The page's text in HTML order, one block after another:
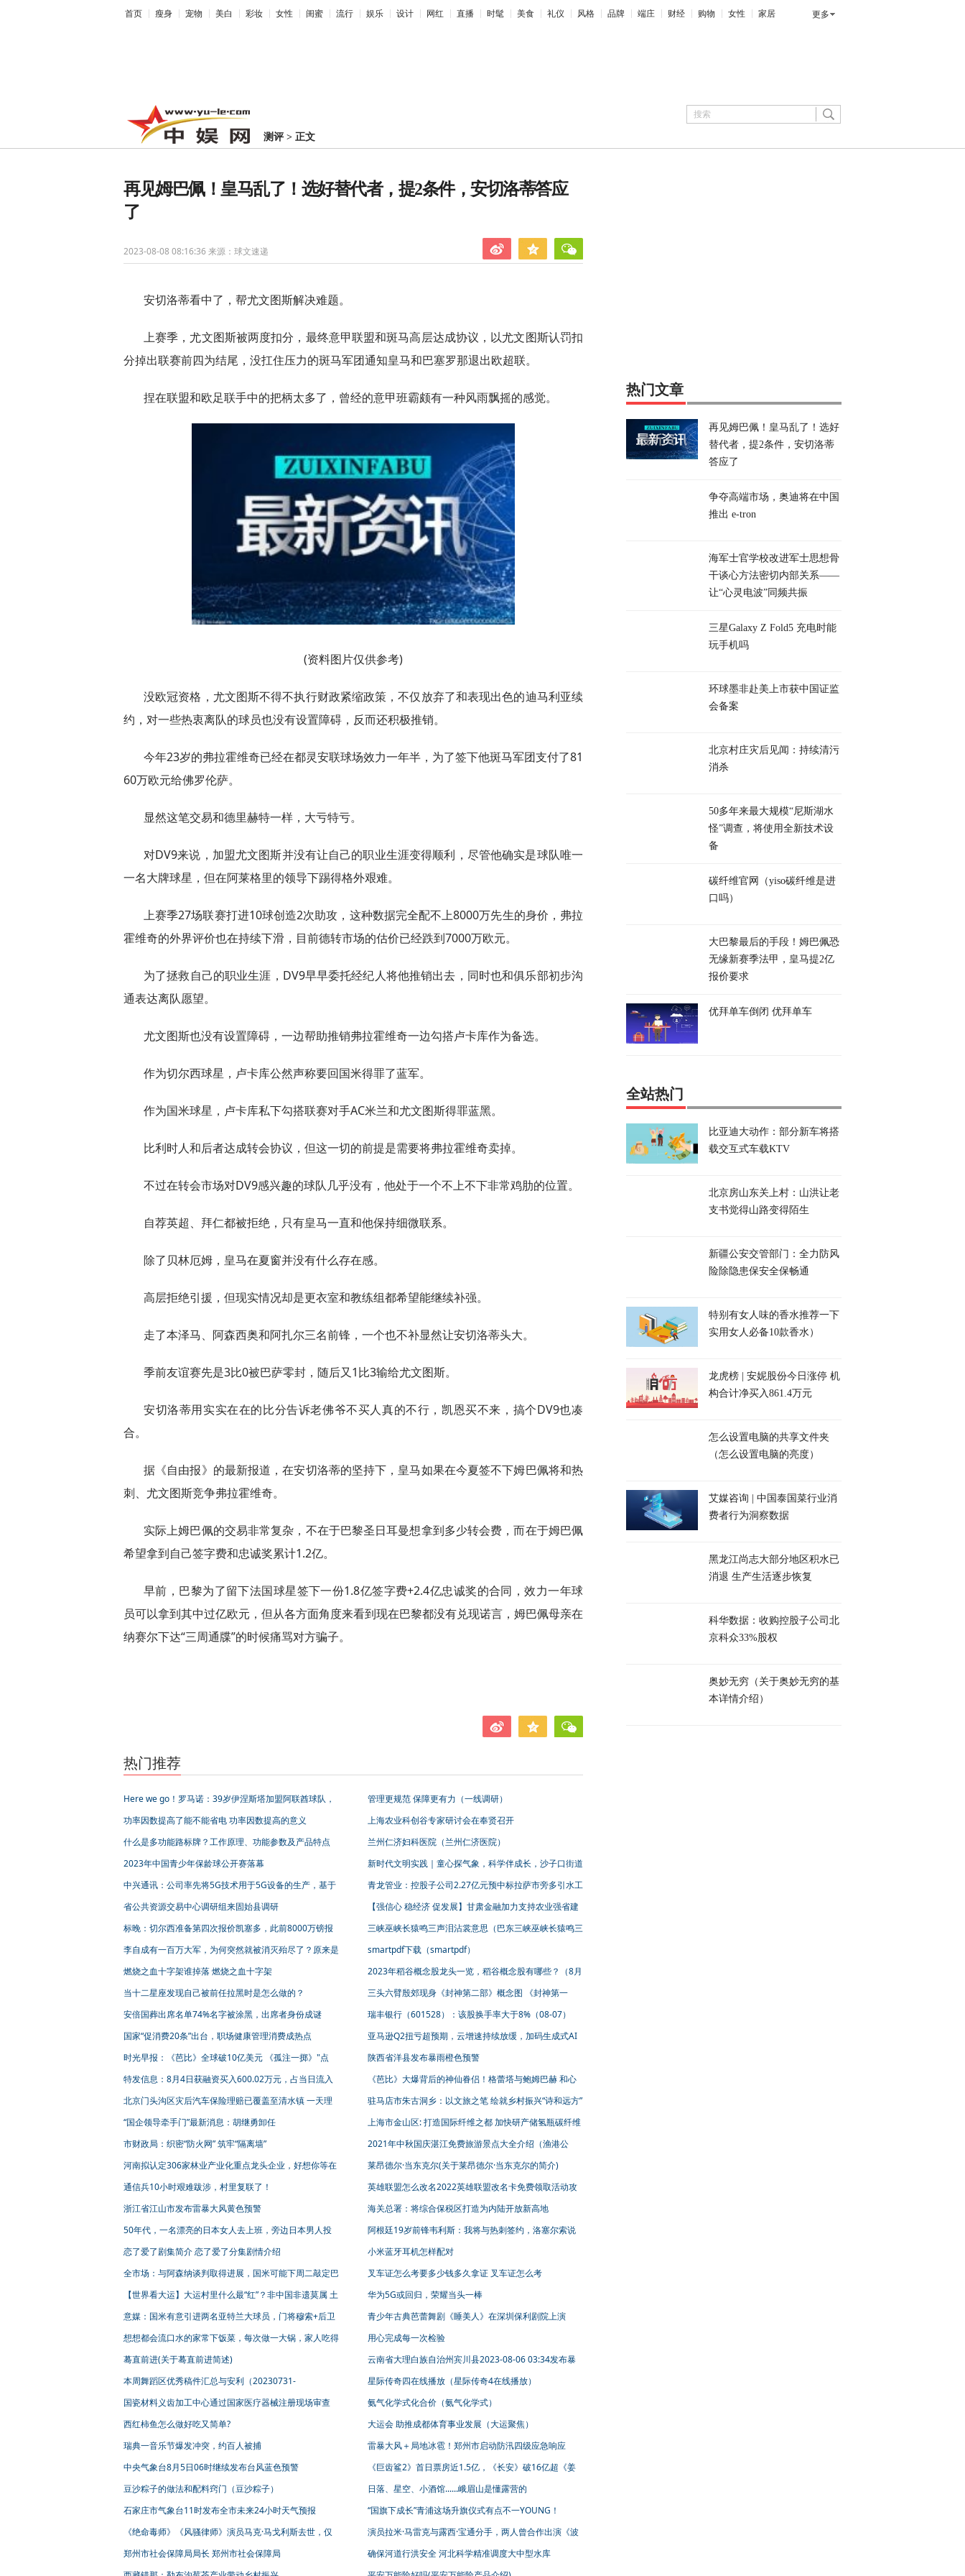
首页 瘦身 宠物 美白 彩妆 女性 闺蜜 流行 娱乐 设计 网红 直播 时髦 美食 礼仪 风格 品牌 端庄 财经 购物 女性 家居 更多
测评> 正文
再见姆巴佩！皇马乱了！选好替代者，提2条件，安切洛蒂答应
了
2023-08-08 08:16:36来源：球文速递
安切洛蒂看中了，帮尤文图斯解决难题。
上赛季，尤文图斯被两度扣分，最终意甲联盟和斑马高层达成协议，以尤文图斯认罚扣
分掉出联赛前四为结尾，没扛住压力的斑马军团通知皇马和巴塞罗那退出欧超联。
捏在联盟和欧足联手中的把柄太多了，曾经的意甲班霸颇有一种风雨飘摇的感觉。
(资料图片仅供参考)
没欧冠资格，尤文图斯不得不执行财政紧缩政策，不仅放弃了和表现出色的迪马利亚续
约，对一些热衷离队的球员也没有设置障碍，反而还积极推销。
今年23岁的弗拉霍维奇已经在都灵安联球场效力一年半，为了签下他斑马军团支付了81
60万欧元给佛罗伦萨。
显然这笔交易和德里赫特一样，大亏特亏。
对DV9来说，加盟尤文图斯并没有让自己的职业生涯变得顺利，尽管他确实是球队唯一
一名大牌球星，但在阿莱格里的领导下踢得格外艰难。
上赛季27场联赛打进10球创造2次助攻，这种数据完全配不上8000万先生的身价，弗拉
霍维奇的外界评价也在持续下滑，目前德转市场的估价已经跌到7000万欧元。
为了拯救自己的职业生涯，DV9早早委托经纪人将他推销出去，同时也和俱乐部初步沟
通表达离队愿望。
尤文图斯也没有设置障碍，一边帮助推销弗拉霍维奇一边勾搭卢卡库作为备选。
作为切尔西球星，卢卡库公然声称要回国米得罪了蓝军。
作为国米球星，卢卡库私下勾搭联赛对手AC米兰和尤文图斯得罪蓝黑。
比利时人和后者达成转会协议，但这一切的前提是需要将弗拉霍维奇卖掉。
不过在转会市场对DV9感兴趣的球队几乎没有，他处于一个不上不下非常鸡肋的位置。
自荐英超、拜仁都被拒绝，只有皇马一直和他保持细微联系。
除了贝林厄姆，皇马在夏窗并没有什么存在感。
高层拒绝引援，但现实情况却是更衣室和教练组都希望能继续补强。
走了本泽马、阿森西奥和阿扎尔三名前锋，一个也不补显然让安切洛蒂头大。
季前友谊赛先是3比0被巴萨零封，随后又1比3输给尤文图斯。
安切洛蒂用实实在在的比分告诉老佛爷不买人真的不行，凯恩买不来，搞个DV9也凑
合。
据《自由报》的最新报道，在安切洛蒂的坚持下，皇马如果在今夏签不下姆巴佩将和热
刺、尤文图斯竞争弗拉霍维奇。
实际上姆巴佩的交易非常复杂，不在于巴黎圣日耳曼想拿到多少转会费，而在于姆巴佩
希望拿到自己签字费和忠诚奖累计1.2亿。
早前，巴黎为了留下法国球星签下一份1.8亿签字费+2.4亿忠诚奖的合同，效力一年球
员可以拿到其中过亿欧元，但从各方面角度来看到现在巴黎都没有兑现诺言，姆巴佩母亲在
纳赛尔下达“三周通牒”的时候痛骂对方骗子。
热门推荐
Here we go！罗马诺：39岁伊涅斯塔加盟阿联酋球队，
管理更规范 保障更有力（一线调研）
功率因数提高了能不能省电 功率因数提高的意义
上海农业科创谷专家研讨会在奉贤召开
什么是多功能路标牌？工作原理、功能参数及产品特点
兰州仁济妇科医院（兰州仁济医院）
2023年中国青少年保龄球公开赛落幕
新时代文明实践｜童心探气象，科学伴成长，沙子口街道
中兴通讯：公司率先将5G技术用于5G设备的生产，基于
大类、110余项5G+工业融合创新应用
青龙管业：控股子公司2.27亿元预中标拉萨市旁多引水工
省公共资源交易中心调研组来固始县调研
【强信心 稳经济 促发展】甘肃金融加力支持农业强省建
标晚：切尔西准备第四次报价凯塞多，此前8000万镑报
三峡巫峡长猿鸣三声泪沾裳意思（巴东三峡巫峡长猿鸣三
李自成有一百万大军，为何突然就被消灭殆尽了？原来是
smartpdf下载（smartpdf）
燃烧之血十字架谁掉落 燃烧之血十字架
2023年稻谷概念股龙头一览，稻谷概念股有哪些？（8月
当十二星座发现自己被前任拉黑时是怎么做的？
三头六臂殷郊现身《封神第二部》概念图 《封神第一
安倍国葬出席名单74%名字被涂黑，出席者身份成谜
瑞丰银行（601528）：该股换手率大于8%（08-07）
国家“促消费20条”出台，职场健康管理消费成热点
亚马逊Q2扭亏超预期，云增速持续放缓，加码生成式AI
时光早报：《芭比》全球破10亿美元 《孤注一掷》"点
陕西省洋县发布暴雨橙色预警
特发信息：8月4日获融资买入600.02万元，占当日流入
《芭比》大爆背后的神仙眷侣！格蕾塔与鲍姆巴赫 和心
北京门头沟区灾后汽车保险理赔已覆盖至清水镇 一天理
驻马店市朱古洞乡：以文旅之笔 绘就乡村振兴“诗和远方”
“国企领导牵手门”最新消息：胡继勇卸任
上海市金山区: 打造国际纤维之都 加快研产储氢瓶碳纤维
市财政局：织密“防火网” 筑牢“隔离墙”
2021年中秋国庆湛江免费旅游景点大全介绍（渔港公
河南拟认定306家林业产业化重点龙头企业，好想你等在
莱昂德尔·当东克尔(关于莱昂德尔·当东克尔的简介)
通信兵10小时艰难跋涉，村里复联了！
英雄联盟怎么改名2022英雄联盟改名卡免费领取活动攻
浙江省江山市发布雷暴大风黄色预警
海关总署：将综合保税区打造为内陆开放新高地
50年代，一名漂亮的日本女人去上班，旁边日本男人投
阿根廷19岁前锋韦利斯：我将与热刺签约，洛塞尔索说
恋了爱了剧集简介 恋了爱了分集剧情介绍
小米蓝牙耳机怎样配对
全市场：与阿森纳谈判取得进展，国米可能下周二敲定巴
叉车证怎么考要多少钱多久拿证 叉车证怎么考
【世界看大运】大运村里什么最“红”？非中国非遗莫属 土
华为5G或回归，荣耀当头一棒
意媒：国米有意引进两名亚特兰大球员，门将穆索+后卫
青少年古典芭蕾舞剧《睡美人》在深圳保利剧院上演
想想都会流口水的家常下饭菜，每次做一大锅，家人吃得
用心完成每一次检验
蓦直前进(关于蓦直前进简述)
云南省大理白族自治州宾川县2023-08-06 03:34发布暴
本周舞蹈区优秀稿件汇总与安利（20230731-
星际传奇四在线播放（星际传奇4在线播放）
国瓷材料义齿加工中心通过国家医疗器械注册现场审查
氨气化学式化合价（氨气化学式）
西红柿鱼怎么做好吃又简单?
大运会 助推成都体育事业发展（大运聚焦）
瑞典一音乐节爆发冲突，约百人被捕
雷暴大风＋局地冰雹！郑州市启动防汛四级应急响应
中央气象台8月5日06时继续发布台风蓝色预警
《巨齿鲨2》首日票房近1.5亿，《长安》破16亿超《姜
豆沙粽子的做法和配料窍门（豆沙粽子）
日落、星空、小酒馆......峨眉山是懂露营的
石家庄市气象台11时发布全市未来24小时天气预报
“国旗下成长”青浦这场升旗仪式有点不一YOUNG！
《绝命毒师》《风骚律师》演员马克·马戈利斯去世，仅
演员拉米·马雷克与露西·宝通分手，两人曾合作出演《波
郑州市社会保障局局长 郑州市社会保障局
确保河道行洪安全 河北科学精准调度大中型水库
热门文章
再见姆巴佩！皇马乱了！选好
替代者，提2条件，安切洛蒂
答应了
争夺高端市场，奥迪将在中国
推出 e-tron
海军士官学校改进军士思想骨
干谈心方法密切内部关系——
让“心灵电波”同频共振
三星Galaxy Z Fold5 充电时能
玩手机吗
环球墨非赴美上市获中国证监
会备案
北京村庄灾后见闻：持续清污
消杀
50多年来最大规模“尼斯湖水
怪”调查，将使用全新技术设
备
碳纤维官网（yiso碳纤维是进
口吗）
大巴黎最后的手段！姆巴佩恐
无缘新赛季法甲，皇马提2亿
报价要求
优拜单车倒闭 优拜单车
全站热门
比亚迪大动作：部分新车将搭
载交互式车载KTV
北京房山东关上村：山洪让老
支书觉得山路变得陌生
新疆公安交管部门：全力防风
险除隐患保安全保畅通
特别有女人味的香水推荐一下
实用女人必备10款香水）
龙虎榜 | 安妮股份今日涨停 机
构合计净买入861.4万元
怎么设置电脑的共享文件夹
（怎么设置电脑的亮度）
艾媒咨询 | 中国泰国菜行业消
费者行为洞察数据
黑龙江尚志大部分地区积水已
消退 生产生活逐步恢复
科华数据：收购控股子公司北
京科众33%股权
奥妙无穷（关于奥妙无穷的基
本详情介绍）